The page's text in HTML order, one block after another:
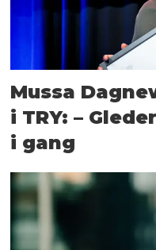
Mussa
i TRY: –
i gang